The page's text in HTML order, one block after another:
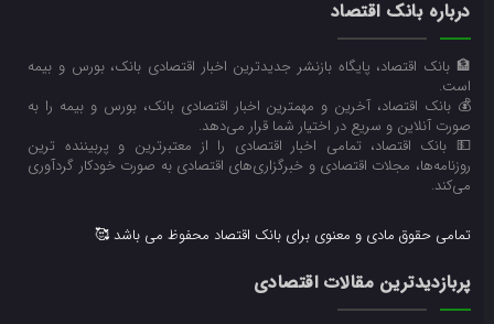
درباره بانک اقتصاد
🏦 بانک اقتصاد، پایگاه بازنشر جدیدترین اخبار اقتصادی بانک، بورس و بیمه
است.
💰 بانک اقتصاد، آخرین و مهمترین اخبار اقتصادی بانک، بورس و بیمه را به
صورت آنلاین و سریع در اختیار شما قرار می‌‌دهد.
💵 بانک اقتصاد، تمامی اخبار اقتصادی را از معتبرترین و پربیننده ترین
روزنامه‌ها، مجلات اقتصادی و خبرگزاری‌های اقتصادی به صورت خودکار گردآوری
می‌کند.
تمامی حقوق مادی و معنوی برای بانک اقتصاد محفوظ می باشد 🥰
پربازدیدترین مقالات اقتصادی